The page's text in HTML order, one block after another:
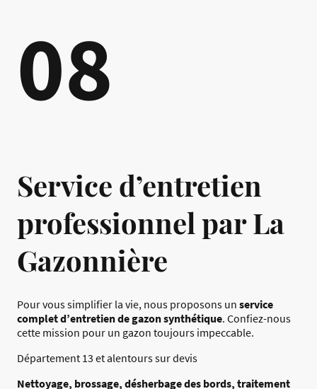
08
Service d’entretien
professionnel par La
Gazonnière
Pour vous simplifier la vie, nous proposons un service
complet d’entretien de gazon synthétique. Confiez-nous
cette mission pour un gazon toujours impeccable.
Département 13 et alentours sur devis
Nettoyage, brossage, désherbage des bords, traitement